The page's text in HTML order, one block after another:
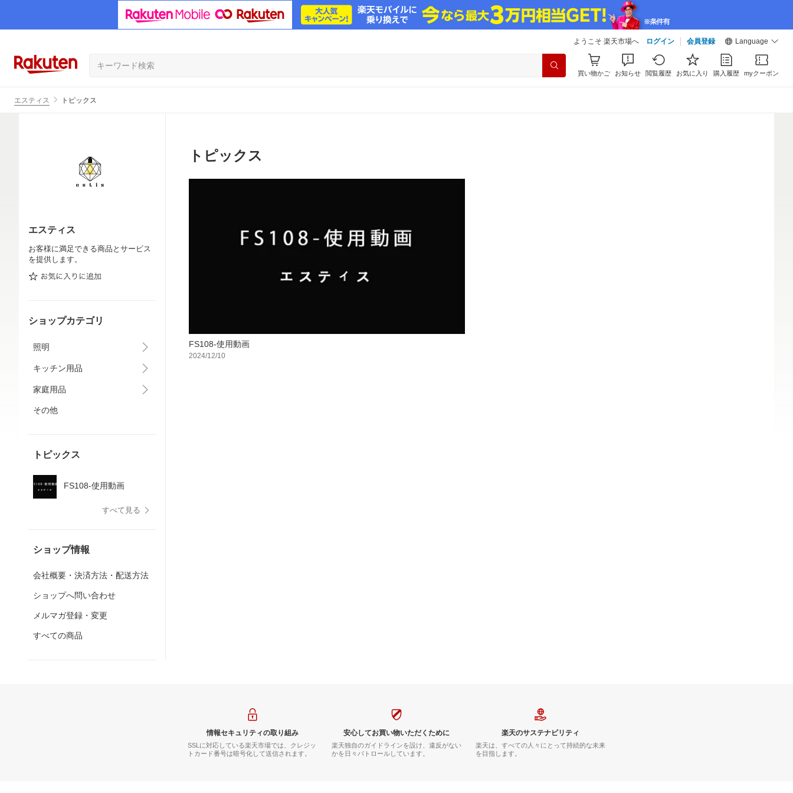
ようこそ 楽天市場へ ログイン 会員登録 Language
買い物かご お知らせ 閲覧履歴 お気に入り 購入履歴 myクーポン
エスティス トピックス
エスティス
お客様に満足できる商品とサービス
を提供します。
ショップカテゴリ
照明
キッチン用品
家庭用品
その他
トピックス
FS108-使用動画
すべて見る
ショップ情報
会社概要・決済方法・配送方法
ショップへ問い合わせ
メルマガ登録・変更
すべての商品
トピックス
FS108-使用動画
2024/12/10
情報セキュリティの取り組み
SSLに対応している楽天市場では、クレジッ
トカード番号は暗号化して送信されます。
安心してお買い物いただくために
楽天独自のガイドラインを設け、違反がない
かを日々パトロールしています。
楽天のサステナビリティ
楽天は、すべての人々にとって持続的な未来
を目指します。